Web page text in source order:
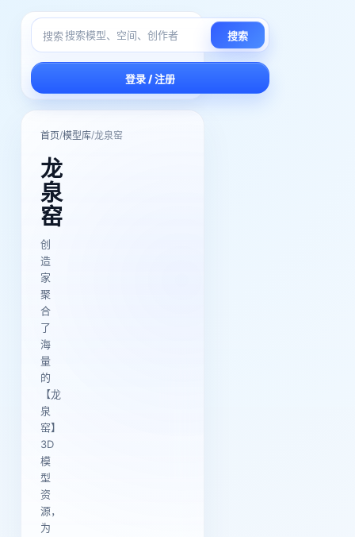
搜索 搜索
登录 / 注册
首页/模型库/龙泉窑
龙
泉
窑
创
造
家
聚
合
了
海
量
的
【龙
泉
窑】
3D
模
型
资
源，
为